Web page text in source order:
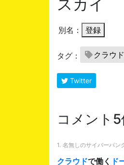
スカイ
別名： 登録
タグ： クラウ
Twitter
コメント5
1. 名無しのサイバーパン
クラウドで働く ド